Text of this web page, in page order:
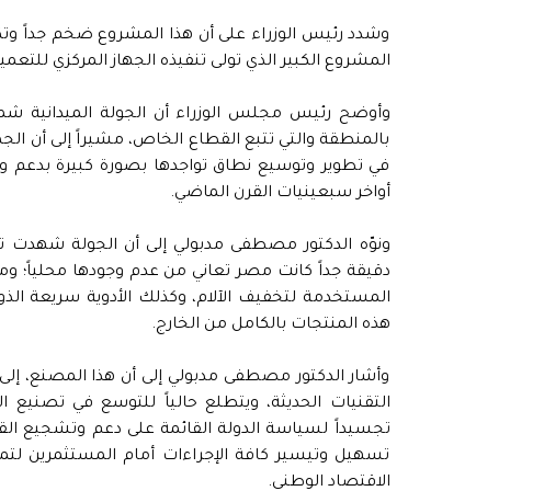
وشدد رئيس الوزراء على أن هذا المشروع ضخم جداً
المشروع الكبير الذي تولى تنفيذه الجهاز المركزي
وأوضح رئيس مجلس الوزراء أن الجولة الميدانية
بالمنطقة والتي تتبع القطاع الخاص، مشيراً إلى أن
في تطوير وتوسيع نطاق تواجدها بصورة كبيرة
أواخر سبعينيات القرن الماضي.
ونوّه الدكتور مصطفى مدبولي إلى أن الجولة
المستخدمة لتخفيف الآلام، وكذلك الأدوية سريعة
هذه المنتجات بالكامل من الخارج.
وأشار الدكتور مصطفى مدبولي إلى أن هذا المصنع،
التقنيات الحديثة، ويتطلع حالياً للتوسع في تصنيع
تجسيداً لسياسة الدولة القائمة على دعم وتشجيع
تسهيل وتيسير كافة الإجراءات أمام المستثمرين
الاقتصاد الوطني.